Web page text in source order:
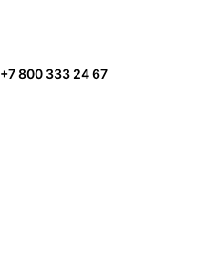
+7 800 333 24 67